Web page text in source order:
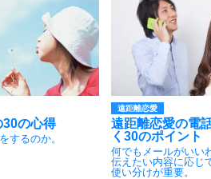
30の心得
するのか。
遠距離恋愛
遠距離恋愛の電
く30のポイント
何でもメールがいい
伝えたい内容に応じ
使い分けが重要。